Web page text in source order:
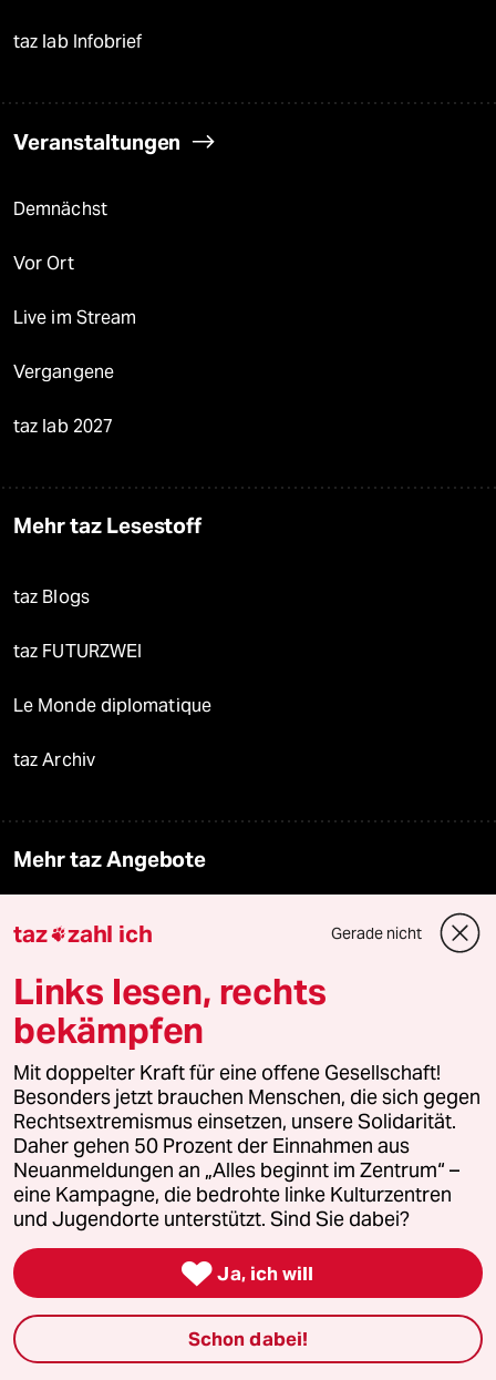
taz lab Infobrief
Veranstaltungen
Demnächst
Vor Ort
Live im Stream
Vergangene
taz lab 2027
Mehr taz Lesestoff
taz Blogs
taz FUTURZWEI
Le Monde diplomatique
taz Archiv
Mehr taz Angebote
Reisen
Kantine
Shop
Anzeigen
Fragen & Hilfe
Feedback
Aboservice
ePaper Login
taz zahl ich Gerade nicht
Links lesen, rechts
bekämpfen
Mit doppelter Kraft für eine offene Gesellschaft!
Besonders jetzt brauchen Menschen, die sich gegen
Rechtsextremismus einsetzen, unsere Solidarität.
Daher gehen 50 Prozent der Einnahmen aus
Neuanmeldungen an „Alles beginnt im Zentrum“ –
eine Kampagne, die bedrohte linke Kulturzentren
und Jugendorte unterstützt. Sind Sie dabei?
 Ja, ich will
Schon dabei!